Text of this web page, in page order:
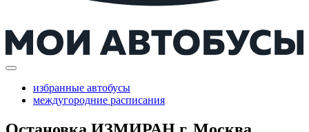
избранные автобусы
междугородние расписания